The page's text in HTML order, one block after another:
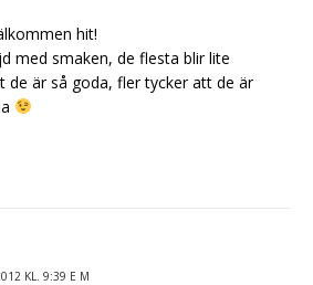
hit!
med smaken, de flesta blir lite
de är så goda, fler tycker att de är
KL. 9:39 E M